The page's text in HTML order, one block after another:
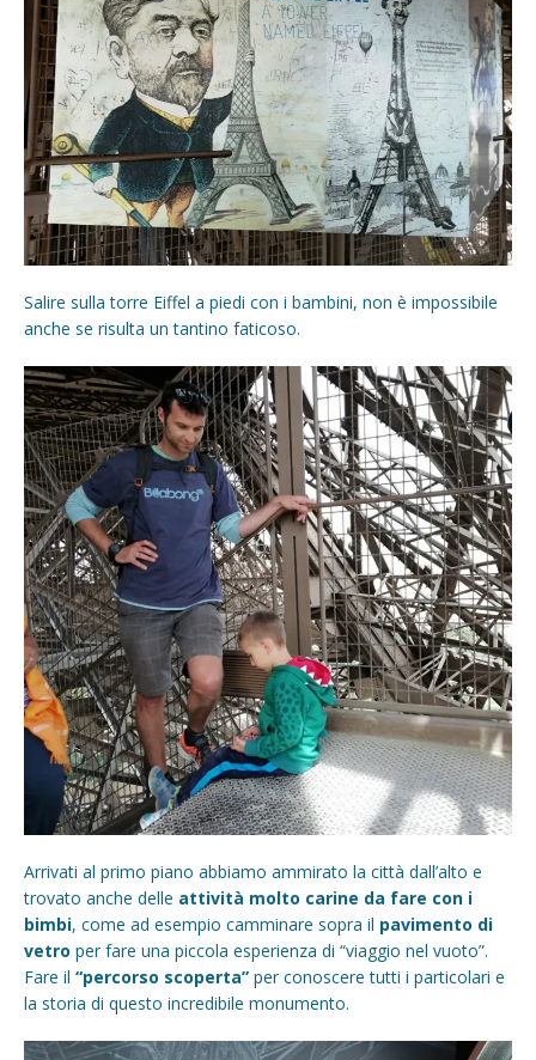
Salire sulla torre Eiffel a piedi con i bambini, non è impossibile
anche se risulta un tantino faticoso.
Arrivati al primo piano abbiamo ammirato la città dall’alto e
trovato anche delle attività molto carine da fare con i
bimbi, come ad esempio camminare sopra il pavimento di
vetro per fare una piccola esperienza di “viaggio nel vuoto”.
Fare il “percorso scoperta” per conoscere tutti i particolari e
la storia di questo incredibile monumento.